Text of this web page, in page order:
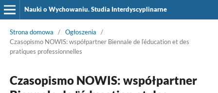
Nauki o Wychowaniu. Studia Interdyscyplinarne
Strona domowa / Ogłoszenia
/
Czasopismo NOWIS: współpartner Biennale de ľéducation et des
pratiques professionnelles
Czasopismo NOWIS: współpartner